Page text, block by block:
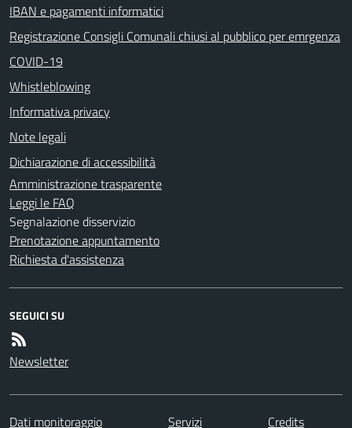
IBAN e pagamenti informatici
Registrazione Consigli Comunali chiusi al pubblico per emrgenza
COVID-19
Whistleblowing
Informativa privacy
Note legali
Dichiarazione di accessibilità
Amministrazione trasparente
Leggi le FAQ
Segnalazione disservizio
Prenotazione appuntamento
Richiesta d'assistenza
SEGUICI SU
Newsletter
Dati monitoraggio Servizi Credits